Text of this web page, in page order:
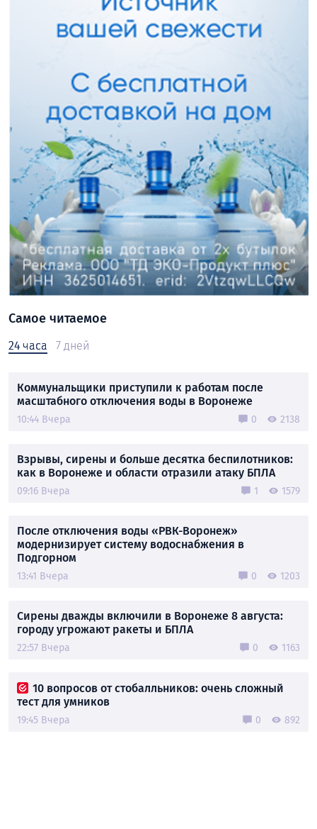
Самое читаемое
24 часа 7 дней
Коммунальщики приступили к работам после
масштабного отключения воды в Воронеже
10:44 Вчера 0 2138
Взрывы, сирены и больше десятка беспилотников:
как в Воронеже и области отразили атаку БПЛА
09:16 Вчера 1 1579
После отключения воды «РВК-Воронеж»
модернизирует систему водоснабжения в
Подгорном
13:41 Вчера 0 1203
Сирены дважды включили в Воронеже 8 августа:
городу угрожают ракеты и БПЛА
22:57 Вчера 0 1163
10 вопросов от стобалльников: очень сложный
тест для умников
19:45 Вчера 0 892